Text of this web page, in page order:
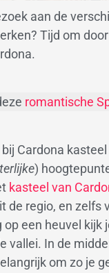
aan de
Tijd om
romantische
Cardona kasteel
)
kasteel van
de regio, en zelfs
op een heuvel kijk
vallei. In de
om zo je